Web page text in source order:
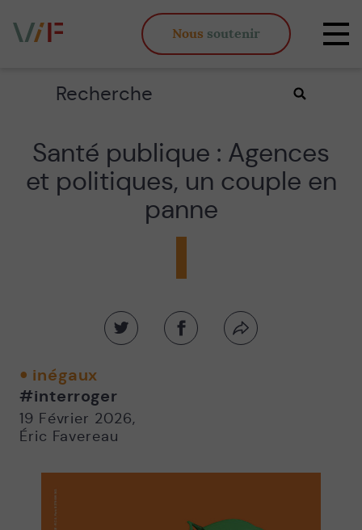
inégaux
Nous soutenir
Rechercher
Valider
Santé publique : Agences
et politiques, un couple en
panne
Partager
fenêtre
Partager
Partager
inégaux
#interroger
19 Février 2026,
Éric Favereau